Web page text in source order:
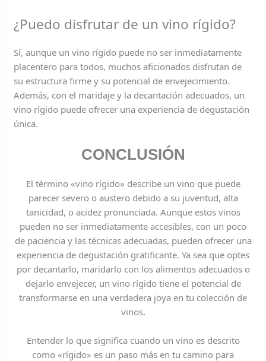
¿Puedo disfrutar de un vino rígido?
Sí, aunque un vino rígido puede no ser inmediatamente
placentero para todos, muchos aficionados disfrutan de
su estructura firme y su potencial de envejecimiento.
Además, con el maridaje y la decantación adecuados, un
vino rígido puede ofrecer una experiencia de degustación
única.
CONCLUSIÓN
El término «vino rígido» describe un vino que puede
parecer severo o austero debido a su juventud, alta
tanicidad, o acidez pronunciada. Aunque estos vinos
pueden no ser inmediatamente accesibles, con un poco
de paciencia y las técnicas adecuadas, pueden ofrecer una
experiencia de degustación gratificante. Ya sea que optes
por decantarlo, maridarlo con los alimentos adecuados o
dejarlo envejecer, un vino rígido tiene el potencial de
transformarse en una verdadera joya en tu colección de
vinos.
Entender lo que significa cuando un vino es descrito
como «rígido» es un paso más en tu camino para